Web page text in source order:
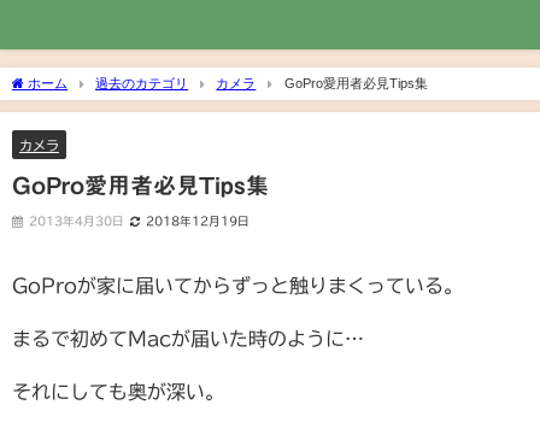
ホーム 過去のカテゴリ カメラ GoPro愛用者必見Tips集
カメラ
GoPro愛用者必見Tips集
2013年4月30日 2018年12月19日
GoProが家に届いてからずっと触りまくっている。
まるで初めてMacが届いた時のように…
それにしても奥が深い。